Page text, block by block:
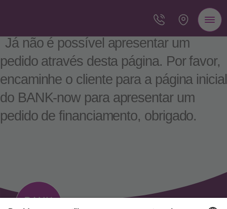
Já não é possível apresentar um
pedido através desta página. Por favor,
encaminhe o cliente para a página inicial
do BANK-now para apresentar um
pedido de financiamento, obrigado.